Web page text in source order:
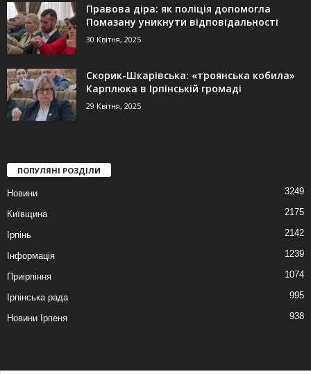
Правова діра: як поліція допомогла
Помазану уникнути відповідальності
30 Квітня, 2025
Скорик-Шкарівська: «троянська кобила»
Карплюка в Ірпінській громаді
29 Квітня, 2025
ПОПУЛЯНІ РОЗДІЛИ
Новини 3249
Київщина 2175
Ірпінь 2142
Інформація 1239
Приірпіння 1074
Ірпінська рада 995
Новини Ірпеня 938